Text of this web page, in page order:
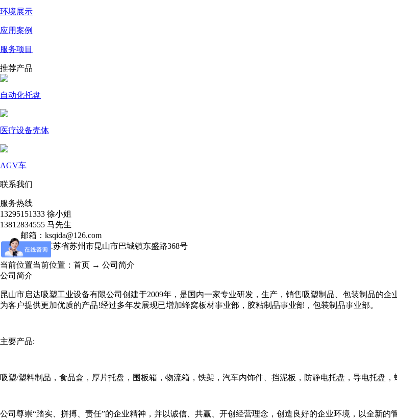
环境展示
应用案例
服务项目
推荐产品
自动化托盘
医疗设备壳体
AGV车
联系我们
服务热线
13295151333 徐小姐
13812834555 马先生
邮箱：ksqida@126.com
地址：江苏省苏州市昆山市巴城镇东盛路368号
当前位置当前位置：首页 → 公司简介
公司简介
昆山市启达吸塑工业设备有限公司创建于2009年，是国内一家专业研发，生产，销售吸塑制品、包装制品的
为客户提供更加优质的产品!经过多年发展现已增加蜂窝板材事业部，胶粘制品事业部，包装制品事业部。
主要产品:
吸塑/塑料制品，食品盒，厚片托盘，围板箱，物流箱，铁架，汽车内饰件、挡泥板，防静电托盘，导电托盘，
公司尊崇“踏实、拼搏、责任”的企业精神，并以诚信、共赢、开创经营理念，创造良好的企业环境，以全新